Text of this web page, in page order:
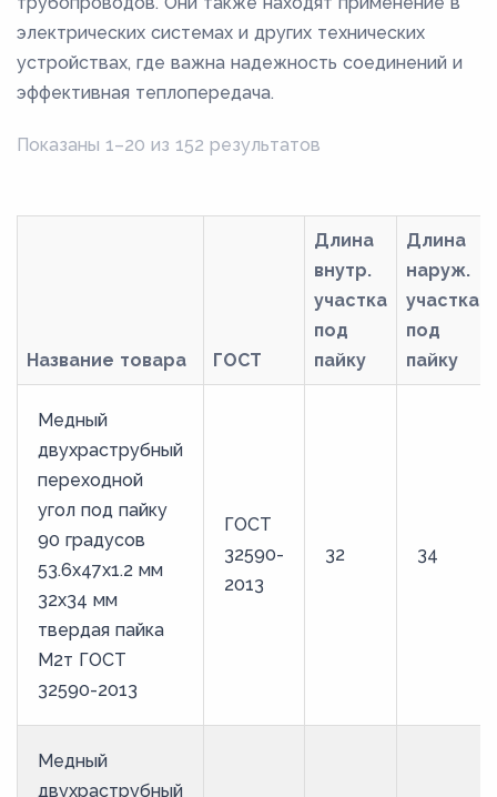
электрических системах и других технических
устройствах, где важна надежность соединений и
эффективная теплопередача.
Показаны 1–20 из 152 результатов
Название товара ГОСТ
Длина
внутр.
участка
под
пайку
Длина
наруж.
участка
под
пайку
Медный
двухраструбный
переходной
угол под пайку
90 градусов
53.6х47х1.2 мм
32х34 мм
твердая пайка
М2т ГОСТ
32590-2013
ГОСТ
32590-
2013
32 34
Медный
двухраструбный